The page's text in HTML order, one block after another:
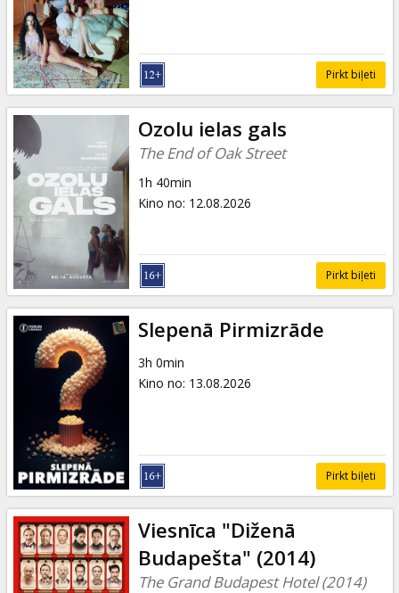
Pirkt biļeti
Ozolu ielas gals
The End of Oak Street
1h 40min
Kino no: 12.08.2026
Pirkt biļeti
Slepenā Pirmizrāde
3h 0min
Kino no: 13.08.2026
Pirkt biļeti
Viesnīca "Diženā
Budapešta" (2014)
The Grand Budapest Hotel (2014)